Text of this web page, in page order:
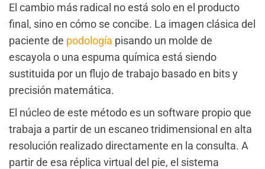
El cambio más radical no está solo en el producto
final, sino en cómo se concibe. La imagen clásica del
paciente de podología pisando un molde de
escayola o una espuma química está siendo
sustituida por un flujo de trabajo basado en bits y
precisión matemática.
El núcleo de este método es un software propio que
trabaja a partir de un escaneo tridimensional en alta
resolución realizado directamente en la consulta. A
partir de esa réplica virtual del pie, el sistema